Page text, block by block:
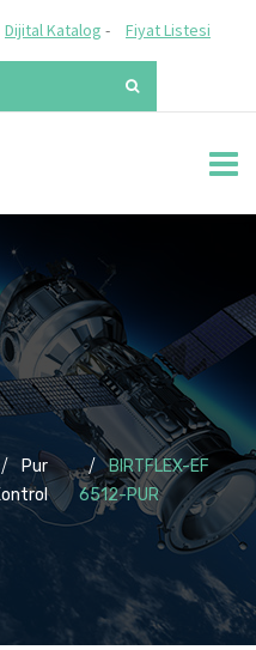
Dijital Katalog - Fiyat Listesi
Pur
BIRTFLEX-EF
6512-PUR